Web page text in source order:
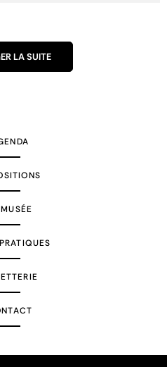
LA SUITE